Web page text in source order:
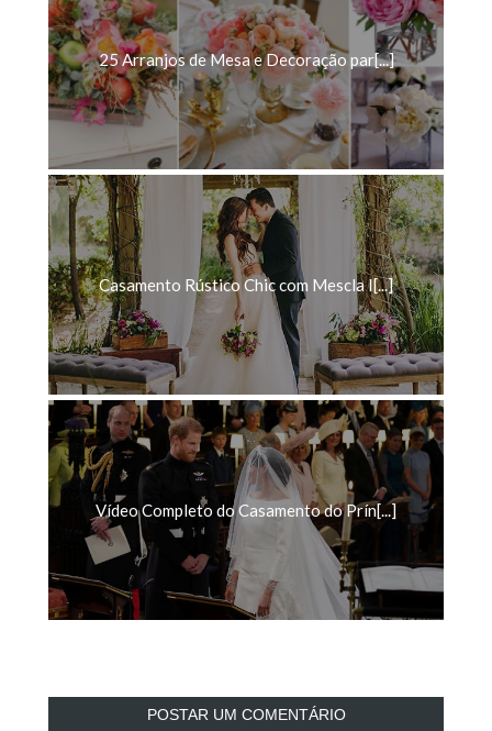
25 Arranjos de Mesa e Decoração par[...]
Casamento Rústico Chic com Mescla I[...]
Vídeo Completo do Casamento do Prín[...]
POSTAR UM COMENTÁRIO